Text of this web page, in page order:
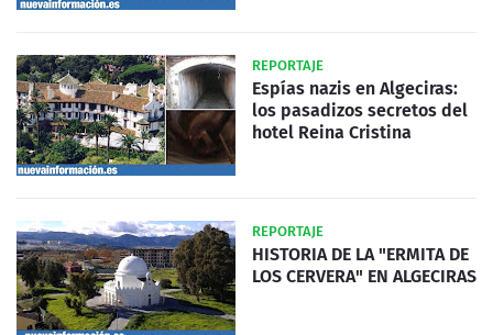
REPORTAJE
Espías nazis en Algeciras:
los pasadizos secretos del
hotel Reina Cristina
REPORTAJE
HISTORIA DE LA "ERMITA DE
LOS CERVERA" EN ALGECIRAS